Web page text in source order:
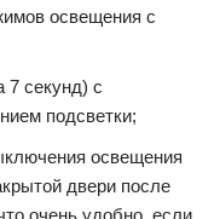
освещения с
7 секунд) с
подсветки;
освещения
двери после